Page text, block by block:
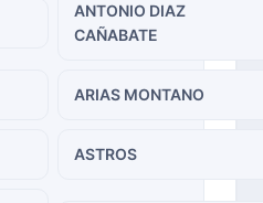
ANTONIO DIAZ
CAÑABATE
ARIAS MONTANO
ASTROS